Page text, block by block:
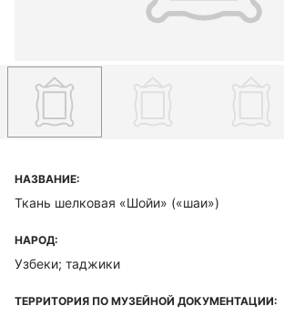
НАЗВАНИЕ:
Ткань шелковая «Шойи» («шаи»)
НАРОД:
Узбеки; таджики
ТЕРРИТОРИЯ ПО МУЗЕЙНОЙ ДОКУМЕНТАЦИИ: